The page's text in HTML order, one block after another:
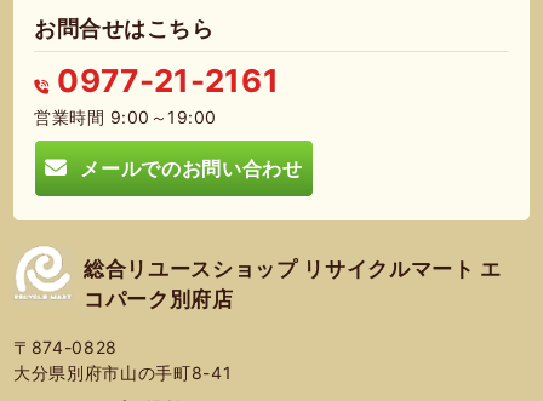
お問合せはこちら
0977-21-2161
営業時間 9:00～19:00
メールでのお問い合わせ
総合リユースショップ リサイクルマート エ
コパーク別府店
〒874-0828
大分県別府市山の手町8-41